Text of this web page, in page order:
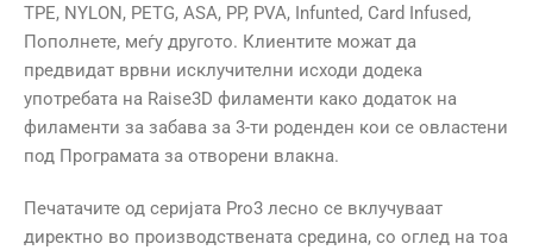
TPE, NYLON, PETG, ASA, PP, PVA, Infunted, Card Infused,
Пополнете, меѓу другото. Клиентите можат да
предвидат врвни исклучителни исходи додека
употребата на Raise3D филаменти како додаток на
филаменти за забава за 3-ти роденден кои се овластени
под Програмата за отворени влакна.
Печатачите од серијата Pro3 лесно се вклучуваат
директно во производствената средина, со оглед на тоа